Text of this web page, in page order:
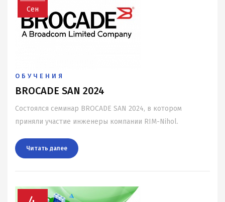
Сен
ОБУЧЕНИЯ
BROCADE SAN 2024
Состоялся семинар BROCADE SAN 2024, в котором
приняли участие инженеры компании RIM-Nihol.
Читать далee